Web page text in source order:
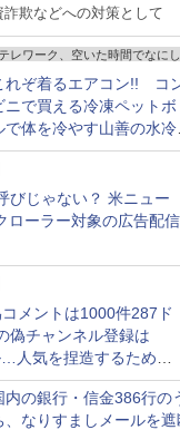
詐欺などへの対策として
レワーク、空いた時間でなにし
れぞ着るエアコン!! コ
ニで買える冷凍ペットボ
で体を冷やす山善の水冷
トがロードバイクにちょ
いい【ぼっち・ざ・ろー
！その14】
びじゃない？ 米ニュー
ローラー対象の広告配信
メントは1000件287ド
偽チャンネル登録は
人気を捏造するための
開中
内の銀行・信金386行の
、なりすましメールを遮